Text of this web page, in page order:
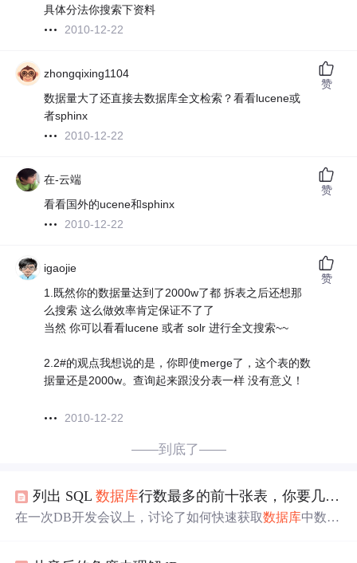
具体分法你搜索下资料
2010-12-22
zhongqixing1104
数据量大了还直接去数据库全文检索？看看lucene或
者sphinx
2010-12-22
赞
在-云端
看看国外的ucene和sphinx
2010-12-22
赞
igaojie
1.既然你的数据量达到了2000w了都 拆表之后还想那
么搜索 这么做效率肯定保证不了了
当然 你可以看看lucene 或者 solr 进行全文搜索~~
2.2#的观点我想说的是，你即使merge了，这个表的数
据量还是2000w。查询起来跟没分表一样 没有意义！
2010-12-22
赞
——到底了——
列出 SQL数据库行数最多的前十张表，你要几秒?
在一次DB开发会议上，讨论了如何快速获取数据库中数据